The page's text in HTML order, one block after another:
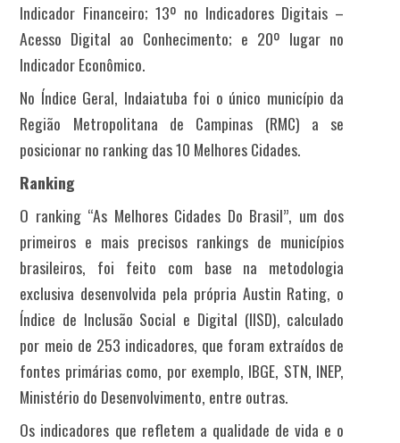
Indicador Financeiro; 13º no Indicadores Digitais –
Acesso Digital ao Conhecimento; e 20º lugar no
Indicador Econômico.
No Índice Geral, Indaiatuba foi o único município da
Região Metropolitana de Campinas (RMC) a se
posicionar no ranking das 10 Melhores Cidades.
Ranking
O ranking “As Melhores Cidades Do Brasil”, um dos
primeiros e mais precisos rankings de municípios
brasileiros, foi feito com base na metodologia
exclusiva desenvolvida pela própria Austin Rating, o
Índice de Inclusão Social e Digital (IISD), calculado
por meio de 253 indicadores, que foram extraídos de
fontes primárias como, por exemplo, IBGE, STN, INEP,
Ministério do Desenvolvimento, entre outras.
Os indicadores que refletem a qualidade de vida e o